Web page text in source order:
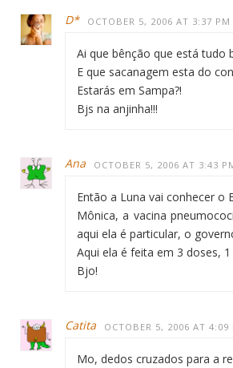
D* OCTOBER 5, 2006 AT 3:37 PM
Ai que bênção que está tudo
E que sacanagem esta do
Estarás em Sampa?!
Bjs na anjinha!!!
Ana OCTOBER 5, 2006 AT 3:43
Então a Luna vai conhecer o
Mônica, a vacina
aqui ela é particular, o
Aqui ela é feita em 3 doses,
Bjo!
Catita OCTOBER 5, 2006 AT 4:09
Mo, dedos cruzados para a